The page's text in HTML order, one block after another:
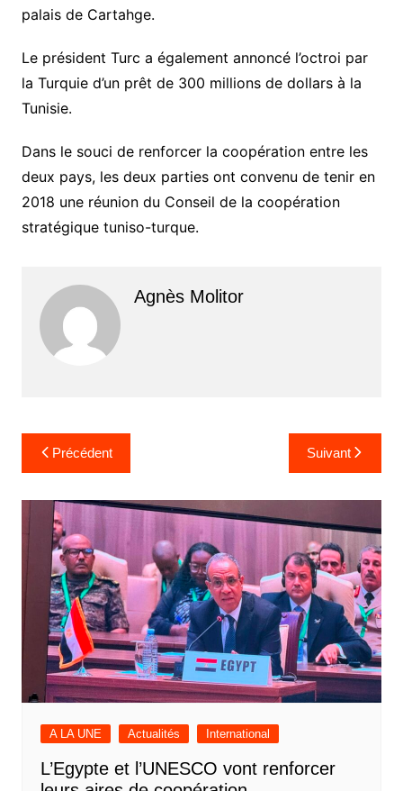
palais de Cartahge.
Le président Turc a également annoncé l’octroi par
la Turquie d’un prêt de 300 millions de dollars à la
Tunisie.
Dans le souci de renforcer la coopération entre les
deux pays, les deux parties ont convenu de tenir en
2018 une réunion du Conseil de la coopération
stratégique tuniso-turque.
Agnès Molitor
Navigation
de
l’article
Précédent Suivant
A LA UNE Actualités International
L’Egypte et l’UNESCO vont renforcer